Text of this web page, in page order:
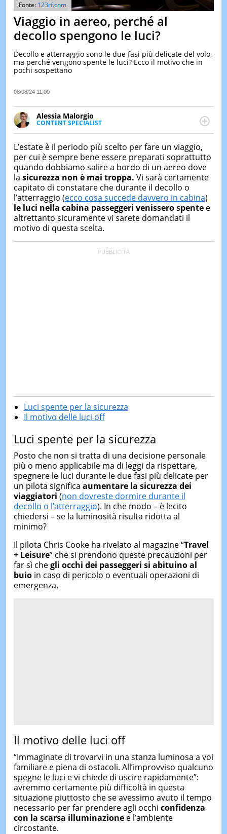
&
TEST
LE
DI
IERI
Fonte: 123rf.com
Viaggio in aereo, perché al
decollo spengono le luci?
Decollo e atterraggio sono le due fasi più delicate del volo,
ma perché vengono spente le luci? Ecco il motivo che in
pochi sospettano
08/08/24 11:00
Alessia Malorgio
CONTENT SPECIALIST
Ha conseguito un Master in Marketing Management
occupa della creazione di contenuti in ottica SEO e
dello sviluppo di strategie marketing attraverso
canali digitali.
L’estate è il periodo più scelto per fare un viaggio,
per cui è sempre bene essere preparati soprattutto
quando dobbiamo salire a bordo di un aereo dove
la sicurezza non è mai troppa. Vi sarà certamente
capitato di constatare che durante il decollo o
l’atterraggio (ecco cosa succede davvero in cabina)
le luci nella cabina passeggeri venissero spentee
altrettanto sicuramente vi sarete domandati il
motivo di questa scelta.
Luci spente per la sicurezza
Il motivo delle luci off
Luci spente per la sicurezza
Posto che non si tratta di una decisione personale
più o meno applicabile ma di leggi da rispettare,
spegnere le luci durante le due fasi più delicate per
un pilota significa aumentare la sicurezza dei
viaggiatori (non dovreste dormire durante il
decollo o l’atterraggio). In che modo – è lecito
chiedersi – se la luminosità risulta ridotta al
minimo?
Il pilota Chris Cooke ha rivelato al magazine “Travel
+ Leisure” che si prendono queste precauzioni per
far sì chegli occhi dei passeggeri si abituino al
buioin caso di pericolo o eventuali operazioni di
emergenza.
Il motivo delle luci off
“Immaginate di trovarvi in una stanza luminosa a voi
familiare e piena di ostacoli. All’improvviso qualcuno
spegne le luci e vi chiede di uscire rapidamente”:
avremmo certamente più difficoltà in questa
situazione piuttosto che se avessimo avuto il tempo
necessario per far prendere agli occhi confidenza
con la scarsa illuminazionee l’ambiente
circostante.